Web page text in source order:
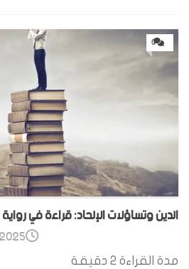
0
الدين وتساؤلات الإلحاد: قراءة في
مدة القراءة 2 دقيقة